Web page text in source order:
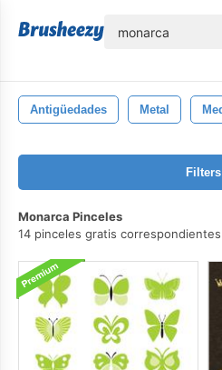
Antigüedades Metal
Filters
Monarca Pinceles
14 pinceles gratis correspondientes